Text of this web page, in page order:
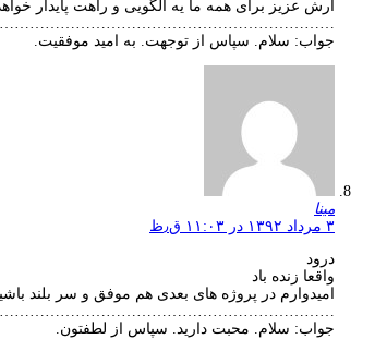
آرش عزیز برای همه ما یه الگویی و راهت پایدار
جواب: سلام. سپاس از توجهت. به امید موفقیت.
مینا
۳ مرداد ۱۳۹۲ در ۱۱:۰۳ ق٫ظ
درود
واقعا زنده باد
امیدوارم در پروژه های بعدی هم موفق و سر بلند
جواب: سلام. محبت دارید. سپاس از لطفتون.